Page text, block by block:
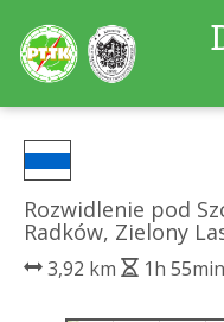
Rozwidlenie pod
Radków, Zielony
3,92 km 1h 55min